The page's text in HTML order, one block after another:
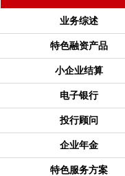
业务综述
特色融资产品
小企业结算
电子银行
投行顾问
企业年金
特色服务方案